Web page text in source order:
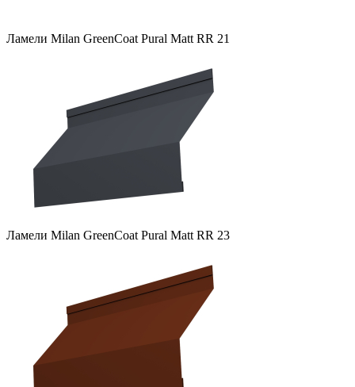
Ламели Milan GreenCoat Pural Matt RR 21
Ламели Milan GreenCoat Pural Matt RR 23